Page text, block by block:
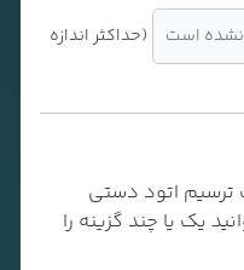
نشده است
(حداکثر اندازه
ترسیم اتود دستی
یک یا چند گزینه را